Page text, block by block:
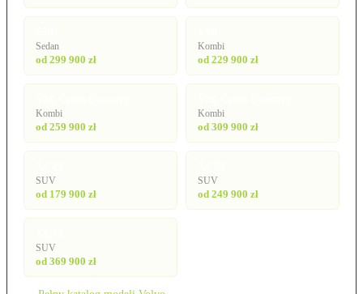
Sedan
od 299 900 zł
Kombi
od 229 900 zł
Kombi
od 259 900 zł
Kombi
od 309 900 zł
SUV
od 179 900 zł
SUV
od 249 900 zł
SUV
od 369 900 zł